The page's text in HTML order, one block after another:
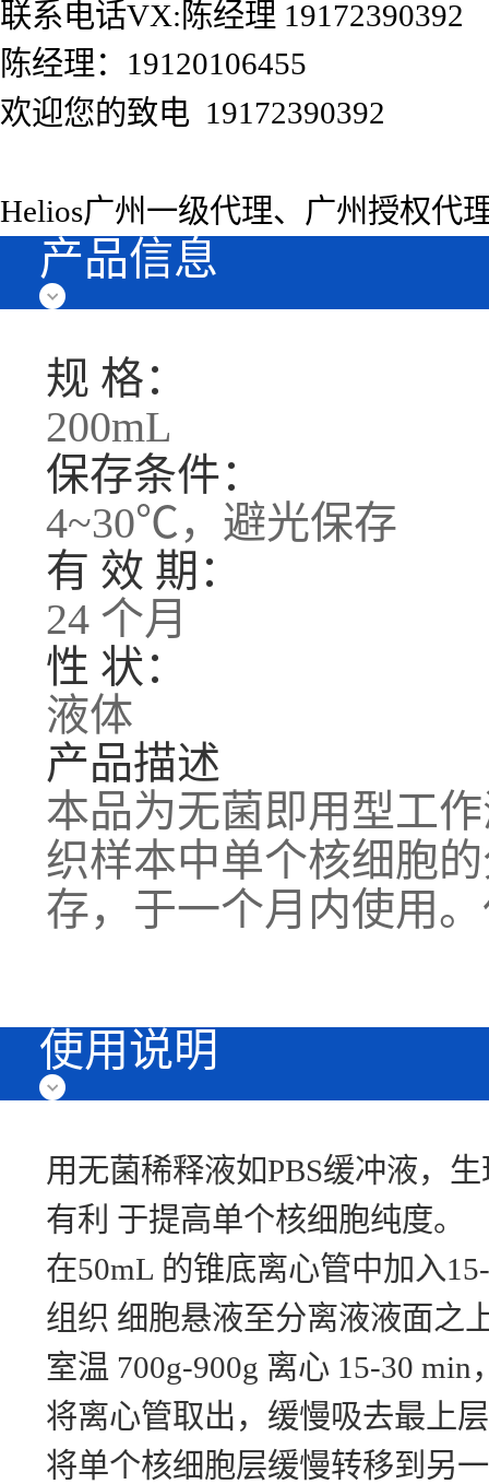
联系电话VX:陈经理 19172390392
陈经理：19120106455
欢迎您的致电 19172390392
Helios广州一级代理、广州授权代
产品信息
规 格：
200mL
保存条件：
4~30℃，避光保存
有 效 期：
24 个月
性 状：
液体
产品描述
本品为无菌即用型工
织样本中单个核细胞
存，于一个月内使用
使用说明
用无菌稀释液如PBS缓冲液，
有利 于提高单个核细胞纯度。
在50mL 的锥底离心管中加入
组织 细胞悬液至分离液液面之
室温 700g-900g 离心 15-30
将离心管取出，缓慢吸去最上
将单个核细胞层缓慢转移到另